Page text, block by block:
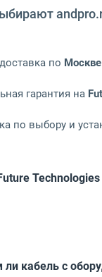
по Москве
гарантия на
по выбору и
Technologies
кабель с